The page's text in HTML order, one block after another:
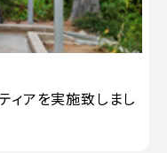
ィアを実施致しまし